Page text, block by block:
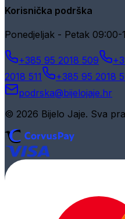
Korisnička podrška
Ponedjeljak - Petak 09:00-
+385 95 2018 509
2018 511
+385 95 2018
podrska@bijelojaje.hr
© 2026 Bijelo Jaje. Sva